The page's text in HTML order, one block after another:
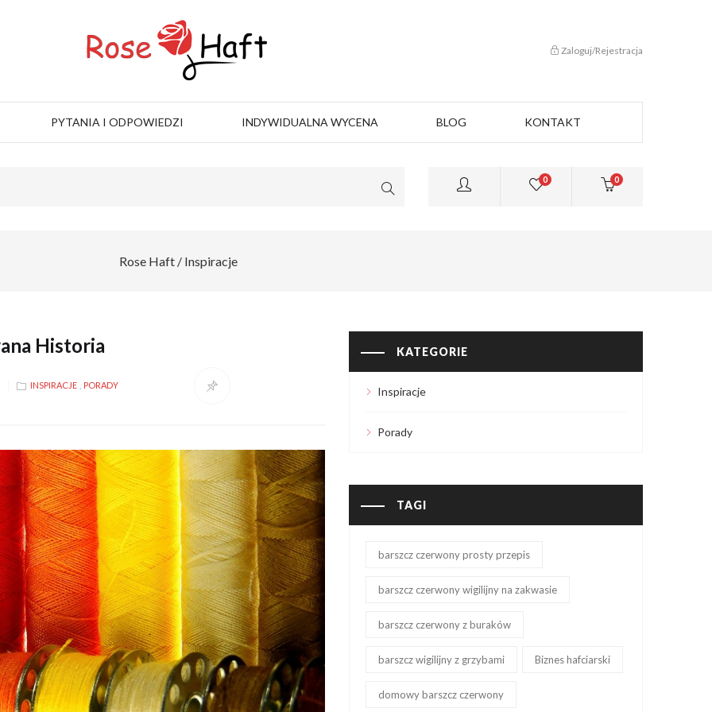
Zaloguj/Rejestracja
PYTANIA I ODPOWIEDZI INDYWIDUALNA WYCENA BLOG KONTAKT
0
0
Rose Haft/ Inspiracje
Historia
INSPIRACJE PORADY
KATEGORIE
Inspiracje
Porady
TAGI
barszcz czerwony prosty przepis
barszcz czerwony wigilijny na zakwasie
barszcz czerwony z buraków
barszcz wigilijny z grzybami Biznes hafciarski
domowy barszcz czerwony